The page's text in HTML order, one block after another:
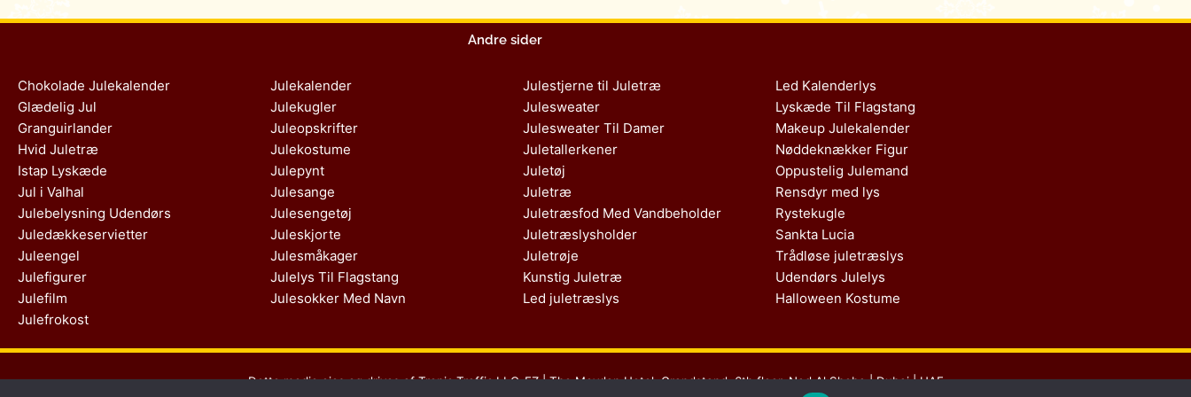
Andre sider
Chokolade Julekalender
Glædelig Jul
Granguirlander
Hvid Juletræ
Istap Lyskæde
Jul i Valhal
Julebelysning Udendørs
Juledækkeservietter
Juleengel
Julefigurer
Julefilm
Julefrokost
Julekalender
Julekugler
Juleopskrifter
Julekostume
Julepynt
Julesange
Julesengetøj
Juleskjorte
Julesmåkager
Julelys Til Flagstang
Julesokker Med Navn
Julestjerne til Juletræ
Julesweater
Julesweater Til Damer
Juletallerkener
Juletøj
Juletræ
Juletræsfod Med Vandbeholder
Juletræslysholder
Juletrøje
Kunstig Juletræ
Led juletræslys
Led Kalenderlys
Lyskæde Til Flagstang
Makeup Julekalender
Nøddeknækker Figur
Oppustelig Julemand
Rensdyr med lys
Rystekugle
Sankta Lucia
Trådløse juletræslys
Udendørs Julelys
Halloween Kostume
Dette medie ejes og drives af Tropic Traffic LLC-FZ | The Meydan Hotel, Grandstand, 6th floor, Nad Al Sheba | Dubai | UAE